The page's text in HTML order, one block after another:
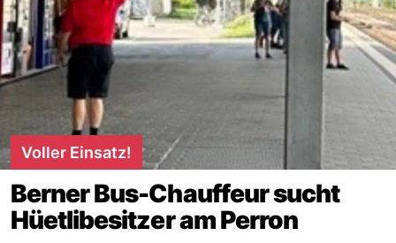
Voller Einsatz!
Berner Bus-Chauffeur sucht
Hüetlibesitzer am Perron